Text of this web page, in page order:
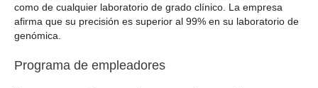
como de cualquier laboratorio de grado clínico. La empresa
afirma que su precisión es superior al 99% en su laboratorio de
genómica.
Programa de empleadores